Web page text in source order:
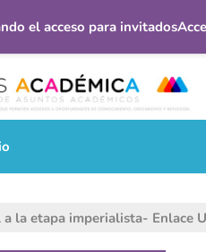
el acceso para invitados
la etapa imperialista- Enlace